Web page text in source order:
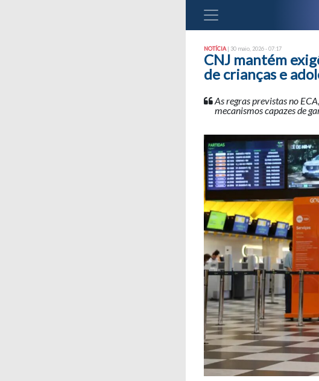
NOTÍCIA | 30 maio, 2026 - 07:17
CNJ mantém
de crianças e
As regras previstas no
mecanismos capazes de